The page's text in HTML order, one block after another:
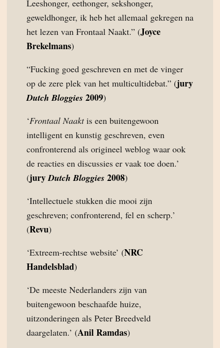
Leeshonger, eethonger, sekshonger,
geweldhonger, ik heb het allemaal gekregen na
het lezen van Frontaal Naakt.” (Joyce
Brekelmans)
“Fucking goed geschreven en met de vinger
op de zere plek van het multicultidebat.” (jury
Dutch Bloggies 2009)
‘Frontaal Naaktis een buitengewoon
intelligent en kunstig geschreven, even
confronterend als origineel weblog waar ook
de reacties en discussies er vaak toe doen.’
(juryDutch Bloggies 2008)
‘Intellectuele stukken die mooi zijn
geschreven; confronterend, fel en scherp.’
(Revu)
‘Extreem-rechtse website’ (NRC
Handelsblad)
‘De meeste Nederlanders zijn van
buitengewoon beschaafde huize,
uitzonderingen als Peter Breedveld
daargelaten.’ (Anil Ramdas)